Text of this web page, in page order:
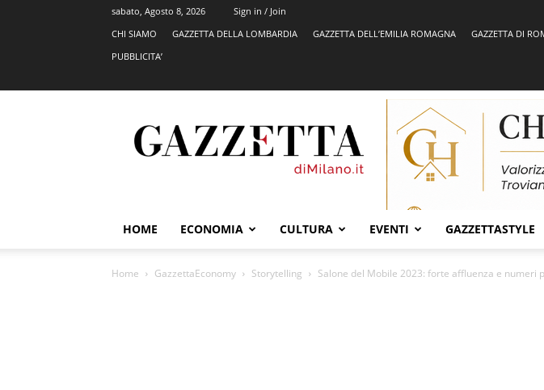
sabato, Agosto 8, 2026
Sign in / Join
CHI SIAMO
GAZZETTA DELLA LOMBARDIA GAZZETTA DELL’EMILIA ROMAGNA GAZZETTA DI
PUBBLICITA’
HOME ECONOMIA CULTURA EVENTI GAZZETTASTYLE
Home GazzettaEconomy Storytelling Salone del Mobile 2023: forte affluenza e numeri